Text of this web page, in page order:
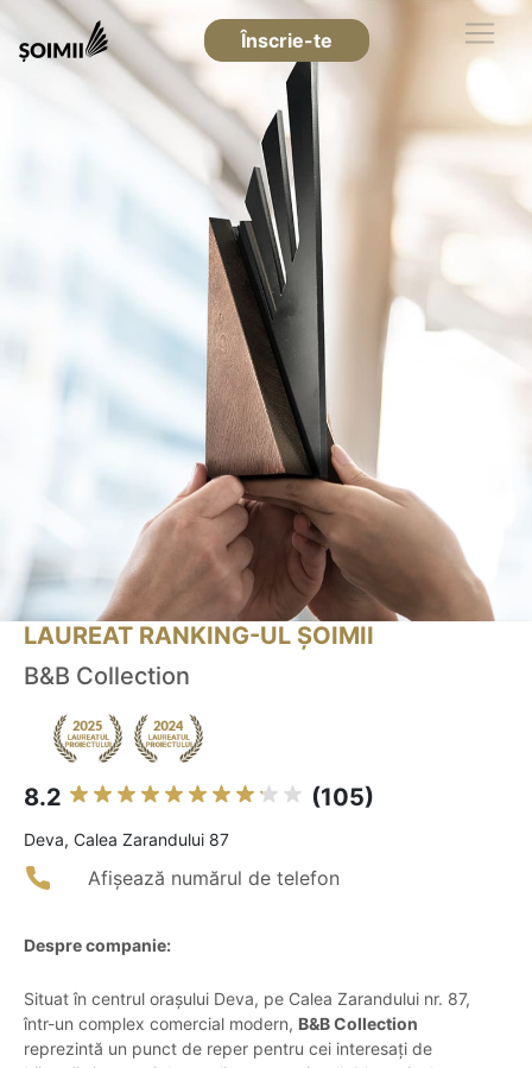
Înscrie-te
LAUREAT RANKING-UL ȘOIMII
B&B Collection
8.2 (105)
Deva, Calea Zarandului 87
Afișează numărul de telefon
Despre companie:
Situat în centrul orașului Deva, pe Calea Zarandului nr. 87,
într-un complex comercial modern, B&B Collection
reprezintă un punct de reper pentru cei interesați de